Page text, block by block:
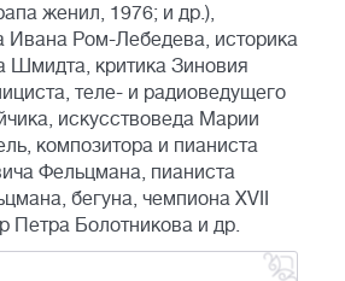
женил, 1976; и др.),
Ивана Ром-Лебедева, историка
Шмидта, критика Зиновия
теле- и радиоведущего
искусствоведа Марии
композитора и пианиста
Фельцмана, пианиста
бегуна, чемпиона XVII
Петра Болотникова и др.